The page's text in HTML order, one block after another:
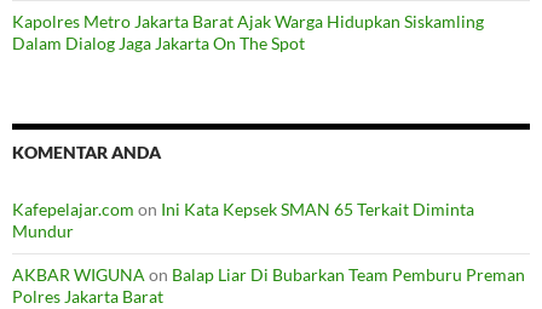
Kapolres Metro Jakarta Barat Ajak Warga Hidupkan Siskamling
Dalam Dialog Jaga Jakarta On The Spot
KOMENTAR ANDA
Kafepelajar.com on Ini Kata Kepsek SMAN 65 Terkait Diminta
Mundur
AKBAR WIGUNA on Balap Liar Di Bubarkan Team Pemburu Preman
Polres Jakarta Barat